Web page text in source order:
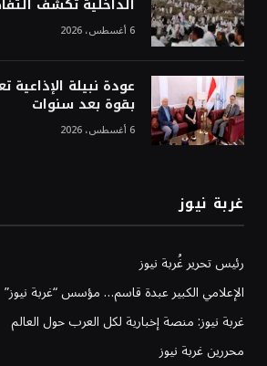
الداخلية تكشف
6 أغسطس، 2026
عودة نبيلة الإذاعية
بقوة بعد سنوات
6 أغسطس، 2026
غربة نيوز
رئيس تحرير غُربة نيوز
الإعلامي الكبير عبدة قاسم… مؤسس “غربة نيوز”
غربة نيوز: منصة إخبارية لكل العرب حول العالم
محررين غربة نيوز